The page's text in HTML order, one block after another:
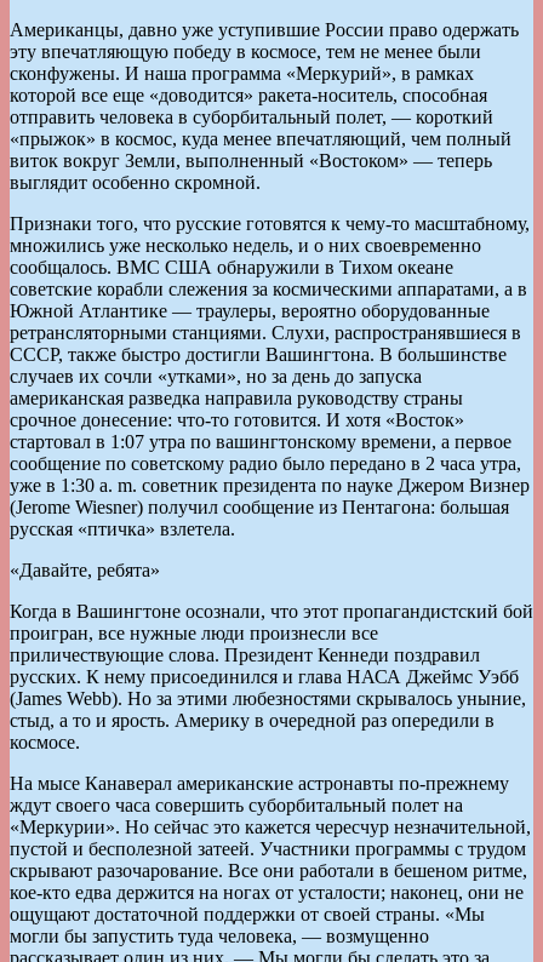
Американцы, давно уже уступившие России право одержать
эту впечатляющую победу в космосе, тем не менее были
сконфужены. И наша программа «Меркурий», в рамках
которой все еще «доводится» ракета-носитель, способная
отправить человека в суборбитальный полет, — короткий
«прыжок» в космос, куда менее впечатляющий, чем полный
виток вокруг Земли, выполненный «Востоком» — теперь
выглядит особенно скромной.
Признаки того, что русские готовятся к чему-то масштабному,
множились уже несколько недель, и о них своевременно
сообщалось. ВМС США обнаружили в Тихом океане
советские корабли слежения за космическими аппаратами, а в
Южной Атлантике — траулеры, вероятно оборудованные
ретрансляторными станциями. Слухи, распространявшиеся в
СССР, также быстро достигли Вашингтона. В большинстве
случаев их сочли «утками», но за день до запуска
американская разведка направила руководству страны
срочное донесение: что-то готовится. И хотя «Восток»
стартовал в 1:07 утра по вашингтонскому времени, а первое
сообщение по советскому радио было передано в 2 часа утра,
уже в 1:30 a. m. советник президента по науке Джером Визнер
(Jerome Wiesner) получил сообщение из Пентагона: большая
русская «птичка» взлетела.
«Давайте, ребята»
Когда в Вашингтоне осознали, что этот пропагандистский бой
проигран, все нужные люди произнесли все
приличествующие слова. Президент Кеннеди поздравил
русских. К нему присоединился и глава НАСА Джеймс Уэбб
(James Webb). Но за этими любезностями скрывалось уныние,
стыд, а то и ярость. Америку в очередной раз опередили в
космосе.
На мысе Канаверал американские астронавты по-прежнему
ждут своего часа совершить суборбитальный полет на
«Меркурии». Но сейчас это кажется чересчур незначительной,
пустой и бесполезной затеей. Участники программы с трудом
скрывают разочарование. Все они работали в бешеном ритме,
кое-кто едва держится на ногах от усталости; наконец, они не
ощущают достаточной поддержки от своей страны. «Мы
могли бы запустить туда человека, — возмущенно
рассказывает один из них. — Мы могли бы сделать это за